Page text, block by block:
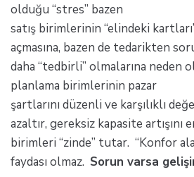
olduğu “stres” bazen
satış birimlerinin “elindeki
açmasına, bazen de tedarikten
daha “tedbirli” olmalarına neden
planlama birimlerinin pazar
şartlarını düzenli ve karşılıklı
azaltır, gereksiz kapasite
birimleri “zinde” tutar. “Konfor
faydası olmaz. Sorun varsa